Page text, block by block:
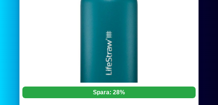
Spara: 28%